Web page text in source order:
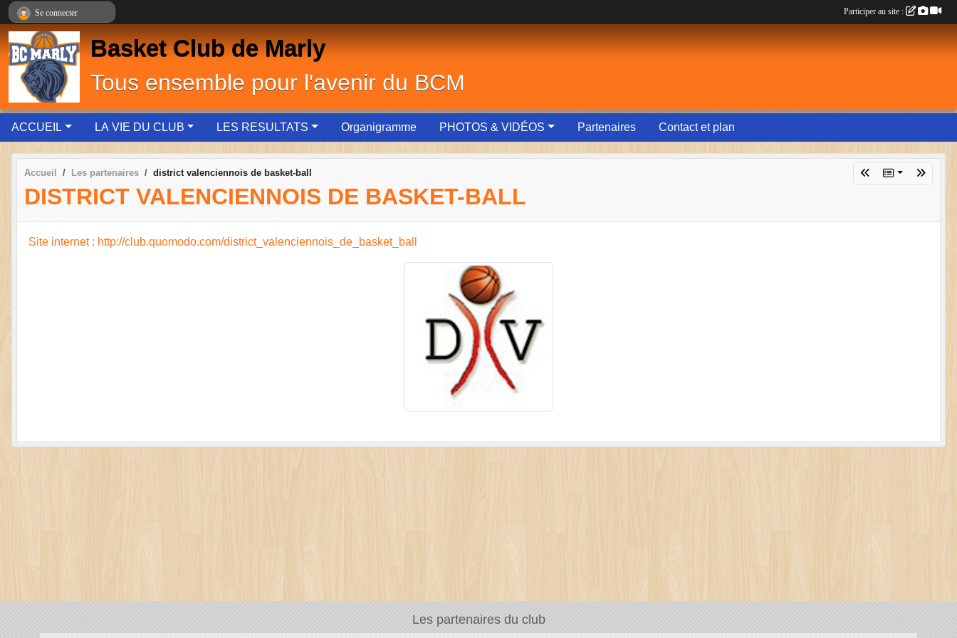
Basket Club de Marly
Tous ensemble pour l'avenir du BCM
ACCUEIL LA VIE DU CLUB LES RESULTATS Organigramme PHOTOS & VIDÉOS Partenaires Contact et plan
Accueil Les partenaires district valenciennois de basket-ball
DISTRICT VALENCIENNOIS DE BASKET-BALL
Site internet : http://club.quomodo.com/district_valenciennois_de_basket_ball
Les partenaires du club
Se connecter Participer au site :
Panneau de gestion des cookies